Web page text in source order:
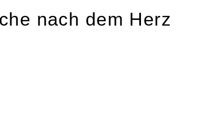
nach dem Herz